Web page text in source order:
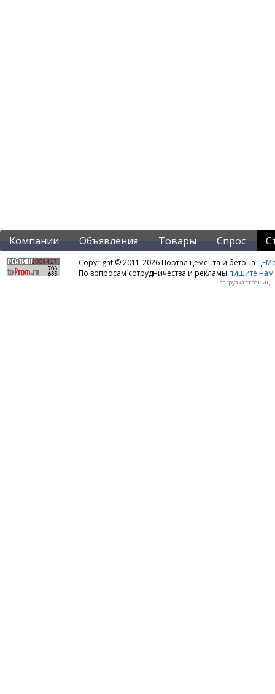
Компании Объявления Товары Спрос
Copyright © 2011-2026 Портал цемента и бетона
По вопросам сотрудничества и рекламы пишите нам
загрузка